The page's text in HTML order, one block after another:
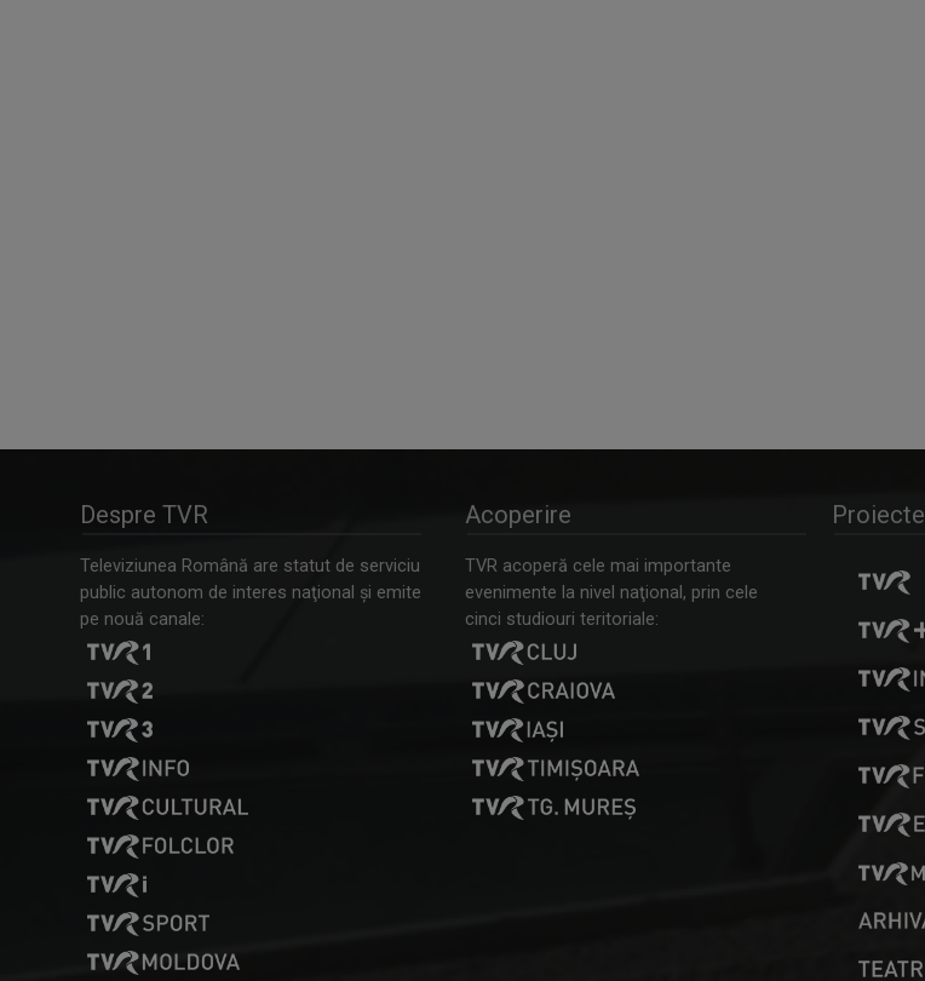
Despre TVR
Televiziunea Română are statut de serviciu
public autonom de interes naţional şi emite
pe nouă canale:
Acoperire
TVR acoperă cele mai importante
evenimente la nivel naţional, prin cele
cinci studiouri teritoriale:
Proiecte